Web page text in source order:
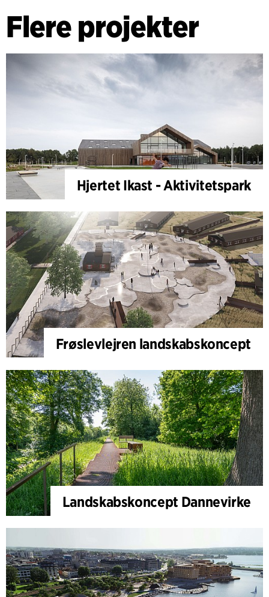
Flere projekter
Hjertet Ikast - Aktivitetspark
Frøslevlejren landskabskoncept
Landskabskoncept Dannevirke